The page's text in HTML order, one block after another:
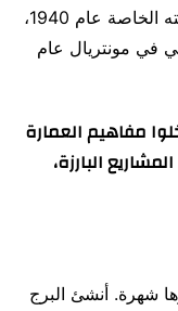
والأسلوب المعماري العصري. أسس شركته الخاصة عام 1940،
عام 1971، حيث توفي في مونتريال عام
مفاهيم العمارة
البارزة،
شهرة. أنشئ البرج